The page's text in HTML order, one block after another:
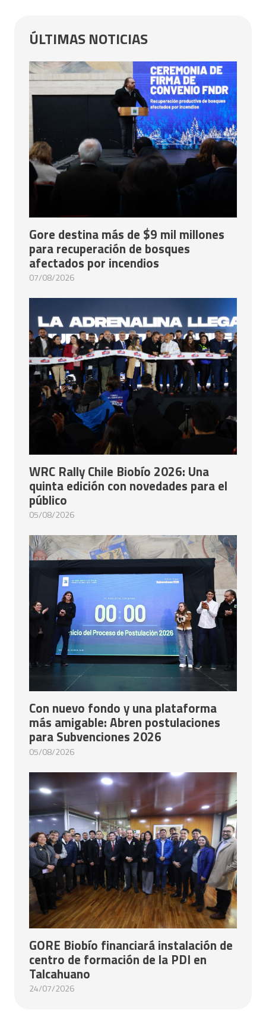
ÚLTIMAS NOTICIAS
Gore destina más de $9 mil millones
para recuperación de bosques
afectados por incendios
07/08/2026
WRC Rally Chile Biobío 2026: Una
quinta edición con novedades para el
público
05/08/2026
Con nuevo fondo y una plataforma
más amigable: Abren postulaciones
para Subvenciones 2026
05/08/2026
GORE Biobío financiará instalación de
centro de formación de la PDI en
Talcahuano
24/07/2026